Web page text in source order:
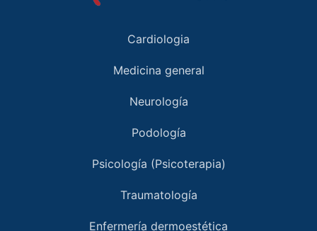
Cardiologia
Medicina general
Neurología
Podología
Psicología (Psicoterapia)
Traumatología
Enfermería dermoestética